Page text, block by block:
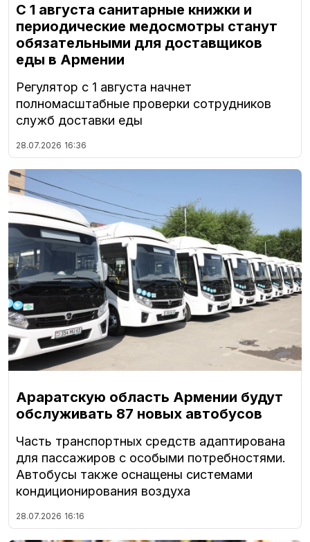
С 1 августа санитарные книжки и
периодические медосмотры станут
обязательными для доставщиков
еды в Армении
Регулятор с 1 августа начнет
полномасштабные проверки сотрудников
служб доставки еды
28.07.2026 16:36
Араратскую область Армении будут
обслуживать 87 новых автобусов
Часть транспортных средств адаптирована
для пассажиров с особыми потребностями.
Автобусы также оснащены системами
кондиционирования воздуха
28.07.2026 16:16